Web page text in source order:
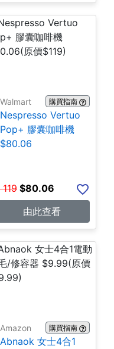
Walmart 購買指南
Nespresso Vertuo
Pop+ 膠囊咖啡機
$80.06
119 $80.06
由此查看
Amazon 購買指南
Abnaok 女士4合1